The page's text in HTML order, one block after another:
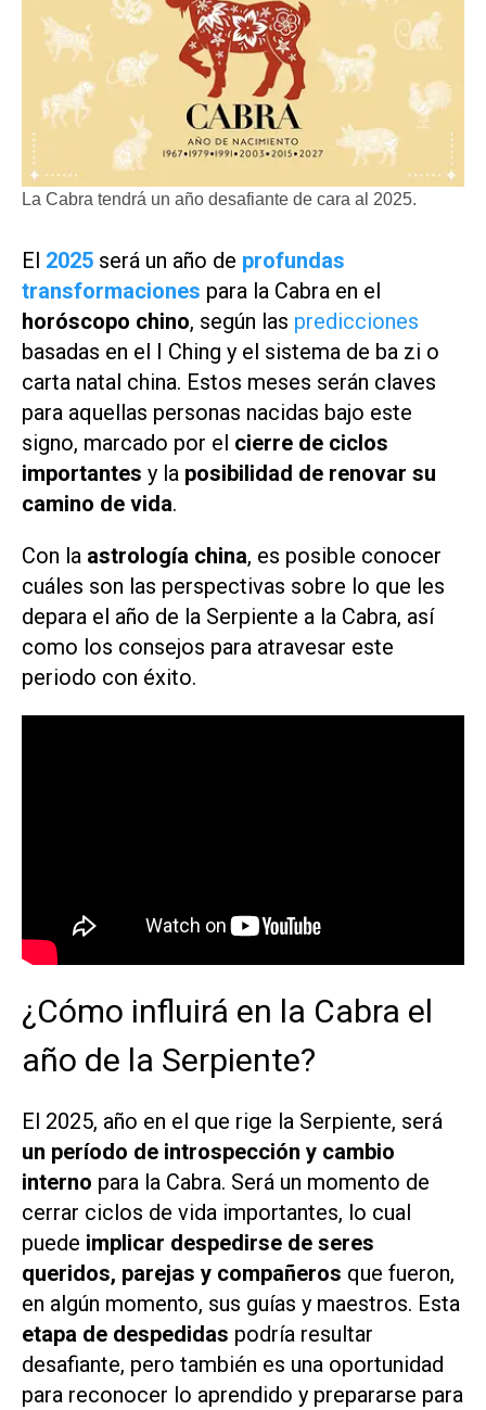
La Cabra tendrá un año desafiante de cara al 2025.
El 2025 será un año de profundas
transformaciones para la Cabra en el
horóscopo chino, según las predicciones
basadas en el I Ching y el sistema de ba zi o
carta natal china. Estos meses serán claves
para aquellas personas nacidas bajo este
signo, marcado por el cierre de ciclos
importantes y la posibilidad de renovar su
camino de vida.
Con la astrología china, es posible conocer
cuáles son las perspectivas sobre lo que les
depara el año de la Serpiente a la Cabra, así
como los consejos para atravesar este
periodo con éxito.
¿Cómo influirá en la Cabra el
año de la Serpiente?
El 2025, año en el que rige la Serpiente, será
un período de introspección y cambio
interno para la Cabra. Será un momento de
cerrar ciclos de vida importantes, lo cual
puede implicar despedirse de seres
queridos, parejas y compañeros que fueron,
en algún momento, sus guías y maestros. Esta
etapa de despedidas podría resultar
desafiante, pero también es una oportunidad
para reconocer lo aprendido y prepararse para